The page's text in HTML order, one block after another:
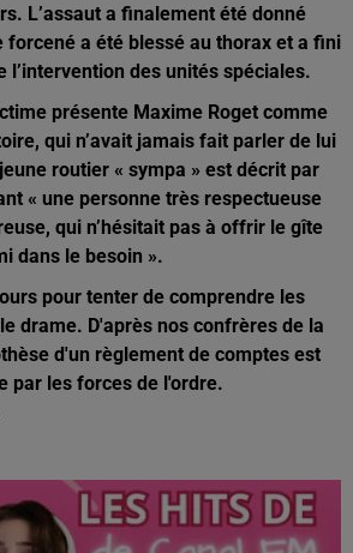
L’assaut a finalement été donné
forcené a été blessé au thorax et a fini
l’intervention des unités spéciales.
présente Maxime Roget comme
qui n’avait jamais fait parler de lui
routier « sympa » est décrit par
« une personne très respectueuse
qui n’hésitait pas à offrir le gîte
dans le besoin ».
pour tenter de comprendre les
drame. D'après nos confrères de la
d'un règlement de comptes est
par les forces de l'ordre.